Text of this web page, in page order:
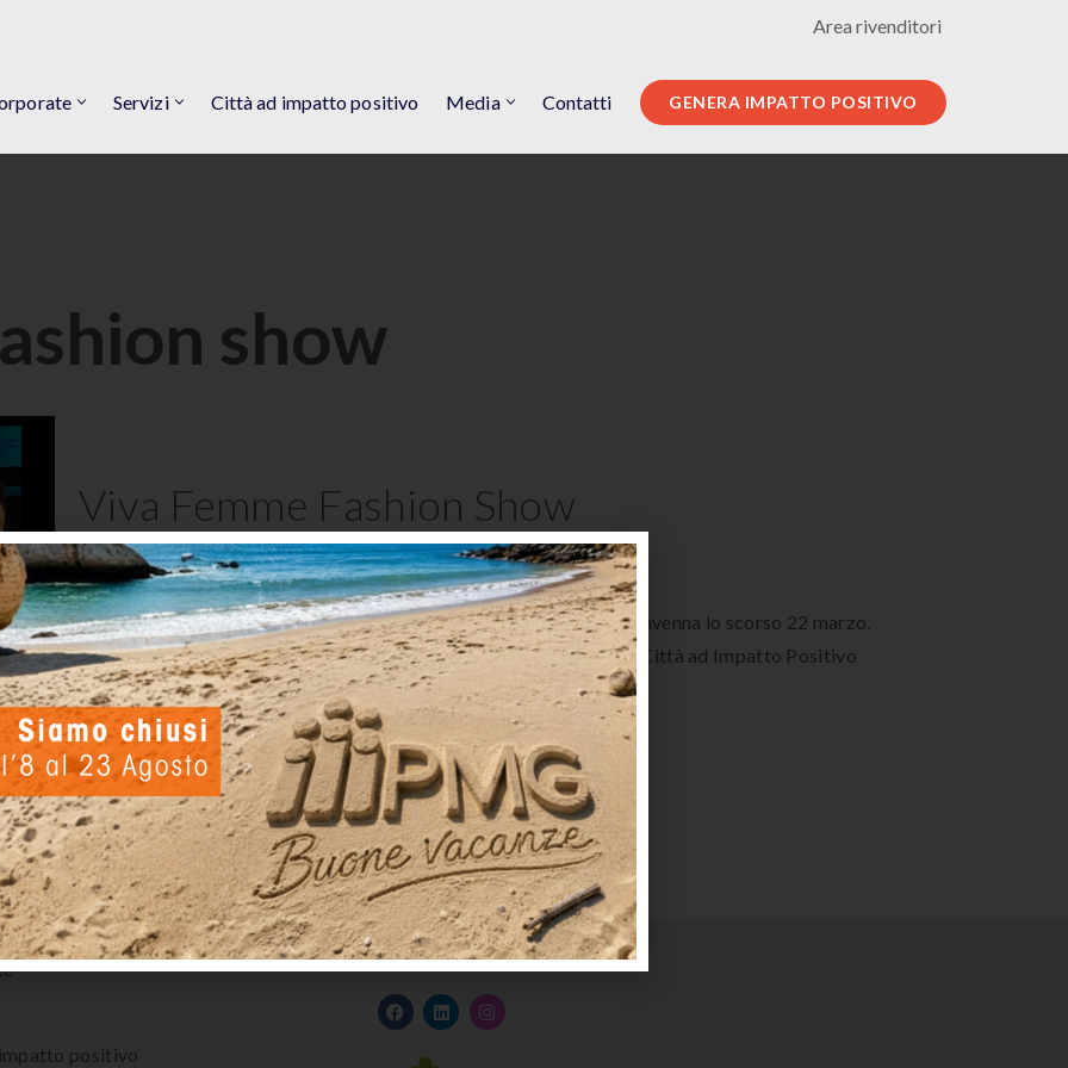
Area rivenditori
Servizi Città ad impatto positivo Media Contatti GENERA IMPATTO POSITIVO
show
Viva Femme Fashion Show
diClaudia Liccardo
Viva Femme è il fashion show che si è tenuto al Teatro Alighieri di Ravenna lo scorso 22 marzo.
Il sogno di quattro studentesse diventato realtà grazie al progetto Città ad Impatto Positivo
positivo
Seguici su